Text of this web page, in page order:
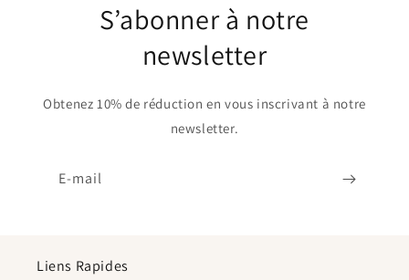
S’abonner à notre
newsletter
Obtenez 10% de réduction en vous inscrivant à notre
newsletter.
E-mail
Liens Rapides